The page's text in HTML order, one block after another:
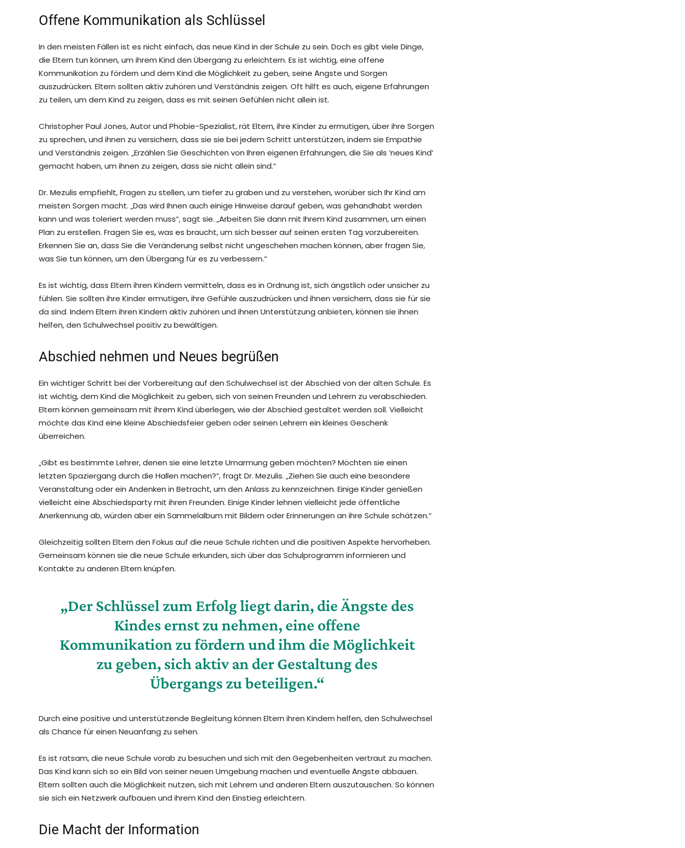
Offene Kommunikation als Schlüssel
In den meisten Fällen ist es nicht einfach, das neue Kind in der Schule zu sein. Doch es gibt viele Dinge,
die Eltern tun können, um ihrem Kind den Übergang zu erleichtern. Es ist wichtig, eine offene
Kommunikation zu fördern und dem Kind die Möglichkeit zu geben, seine Ängste und Sorgen
auszudrücken. Eltern sollten aktiv zuhören und Verständnis zeigen. Oft hilft es auch, eigene Erfahrungen
zu teilen, um dem Kind zu zeigen, dass es mit seinen Gefühlen nicht allein ist.
Christopher Paul Jones, Autor und Phobie-Spezialist, rät Eltern, ihre Kinder zu ermutigen, über ihre Sorgen
zu sprechen, und ihnen zu versichern, dass sie sie bei jedem Schritt unterstützen, indem sie Empathie
und Verständnis zeigen. „Erzählen Sie Geschichten von Ihren eigenen Erfahrungen, die Sie als ’neues Kind‘
gemacht haben, um ihnen zu zeigen, dass sie nicht allein sind.“
Dr. Mezulis empfiehlt, Fragen zu stellen, um tiefer zu graben und zu verstehen, worüber sich Ihr Kind am
meisten Sorgen macht. „Das wird Ihnen auch einige Hinweise darauf geben, was gehandhabt werden
kann und was toleriert werden muss“, sagt sie. „Arbeiten Sie dann mit Ihrem Kind zusammen, um einen
Plan zu erstellen. Fragen Sie es, was es braucht, um sich besser auf seinen ersten Tag vorzubereiten.
Erkennen Sie an, dass Sie die Veränderung selbst nicht ungeschehen machen können, aber fragen Sie,
was Sie tun können, um den Übergang für es zu verbessern.“
Es ist wichtig, dass Eltern ihren Kindern vermitteln, dass es in Ordnung ist, sich ängstlich oder unsicher zu
fühlen. Sie sollten ihre Kinder ermutigen, ihre Gefühle auszudrücken und ihnen versichern, dass sie für sie
da sind. Indem Eltern ihren Kindern aktiv zuhören und ihnen Unterstützung anbieten, können sie ihnen
helfen, den Schulwechsel positiv zu bewältigen.
Abschied nehmen und Neues begrüßen
Ein wichtiger Schritt bei der Vorbereitung auf den Schulwechsel ist der Abschied von der alten Schule. Es
ist wichtig, dem Kind die Möglichkeit zu geben, sich von seinen Freunden und Lehrern zu verabschieden.
Eltern können gemeinsam mit ihrem Kind überlegen, wie der Abschied gestaltet werden soll. Vielleicht
möchte das Kind eine kleine Abschiedsfeier geben oder seinen Lehrern ein kleines Geschenk
überreichen.
„Gibt es bestimmte Lehrer, denen sie eine letzte Umarmung geben möchten? Möchten sie einen
letzten Spaziergang durch die Hallen machen?“, fragt Dr. Mezulis. „Ziehen Sie auch eine besondere
Veranstaltung oder ein Andenken in Betracht, um den Anlass zu kennzeichnen. Einige Kinder genießen
vielleicht eine Abschiedsparty mit ihren Freunden. Einige Kinder lehnen vielleicht jede öffentliche
Anerkennung ab, würden aber ein Sammelalbum mit Bildern oder Erinnerungen an ihre Schule schätzen.“
Gleichzeitig sollten Eltern den Fokus auf die neue Schule richten und die positiven Aspekte hervorheben.
Gemeinsam können sie die neue Schule erkunden, sich über das Schulprogramm informieren und
Kontakte zu anderen Eltern knüpfen.
„Der Schlüssel zum Erfolg liegt darin, die Ängste des
Kindes ernst zu nehmen, eine offene
Kommunikation zu fördern und ihm die Möglichkeit
zu geben, sich aktiv an der Gestaltung des
Übergangs zu beteiligen.“
Durch eine positive und unterstützende Begleitung können Eltern ihren Kindern helfen, den Schulwechsel
als Chance für einen Neuanfang zu sehen.
Es ist ratsam, die neue Schule vorab zu besuchen und sich mit den Gegebenheiten vertraut zu machen.
Das Kind kann sich so ein Bild von seiner neuen Umgebung machen und eventuelle Ängste abbauen.
Eltern sollten auch die Möglichkeit nutzen, sich mit Lehrern und anderen Eltern auszutauschen. So können
sie sich ein Netzwerk aufbauen und ihrem Kind den Einstieg erleichtern.
Die Macht der Information